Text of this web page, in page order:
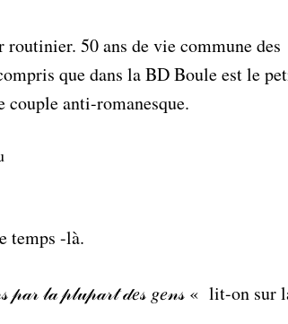
routinier. 50 ans de vie commune des
que dans la BD Boule est le
couple anti-romanesque.
temps -là.
𝓅𝒶𝓇 𝓁𝒶 𝓅𝓁𝓊𝓅𝒶𝓇𝓉 𝒹𝑒𝓈 𝑔𝑒𝓃𝓈 « lit-on sur